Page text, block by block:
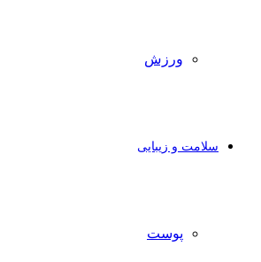
ورزش
سلامت و زیبایی
پوست